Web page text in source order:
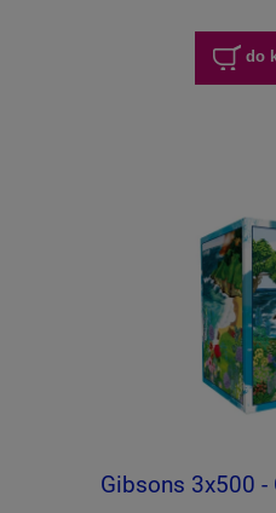
do
Gibsons 3x500